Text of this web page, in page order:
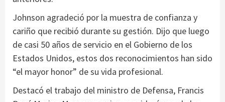
Johnson agradeció por la muestra de confianza y
cariño que recibió durante su gestión. Dijo que luego
de casi 50 años de servicio en el Gobierno de los
Estados Unidos, estos dos reconocimientos han sido
“el mayor honor” de su vida profesional.
Destacó el trabajo del ministro de Defensa, Francis